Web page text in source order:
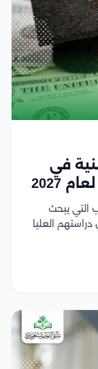
في
2027
التي يبحث
العليا